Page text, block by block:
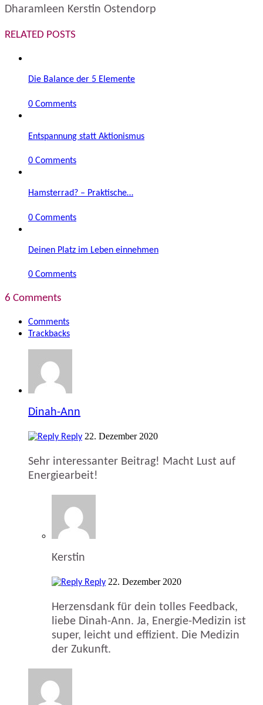
Dharamleen Kerstin Ostendorp
RELATED POSTS
Die Balance der 5 Elemente
0 Comments
Entspannung statt Aktionismus
0 Comments
Hamsterrad? – Praktische…
0 Comments
Deinen Platz im Leben einnehmen
0 Comments
6 Comments
Comments
Trackbacks
Dinah-Ann
Reply 22. Dezember 2020
Sehr interessanter Beitrag! Macht Lust auf
Energiearbeit!
Kerstin
Reply 22. Dezember 2020
Herzensdank für dein tolles Feedback,
liebe Dinah-Ann. Ja, Energie-Medizin ist
super, leicht und effizient. Die Medizin
der Zukunft.